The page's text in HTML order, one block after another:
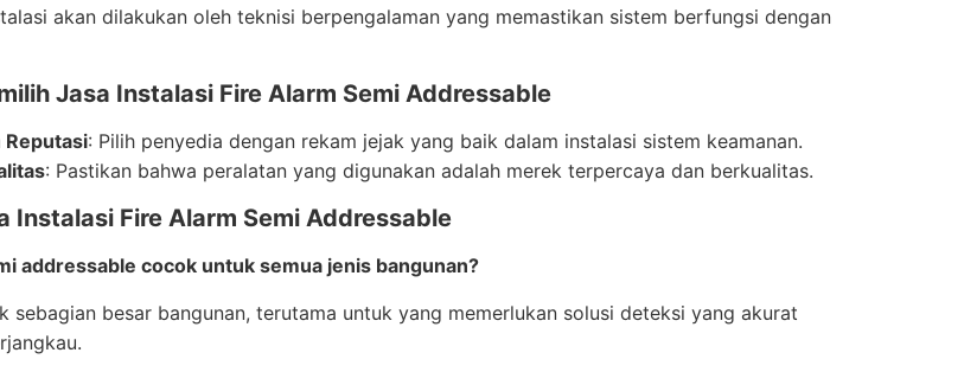
akan dilakukan oleh teknisi berpengalaman yang memastikan sistem berfungsi dengan
Jasa Instalasi Fire Alarm Semi Addressable
Reputasi: Pilih penyedia dengan rekam jejak yang baik dalam instalasi sistem keamanan.
: Pastikan bahwa peralatan yang digunakan adalah merek terpercaya dan berkualitas.
Instalasi Fire Alarm Semi Addressable
addressable cocok untuk semua jenis bangunan?
sebagian besar bangunan, terutama untuk yang memerlukan solusi deteksi yang akurat